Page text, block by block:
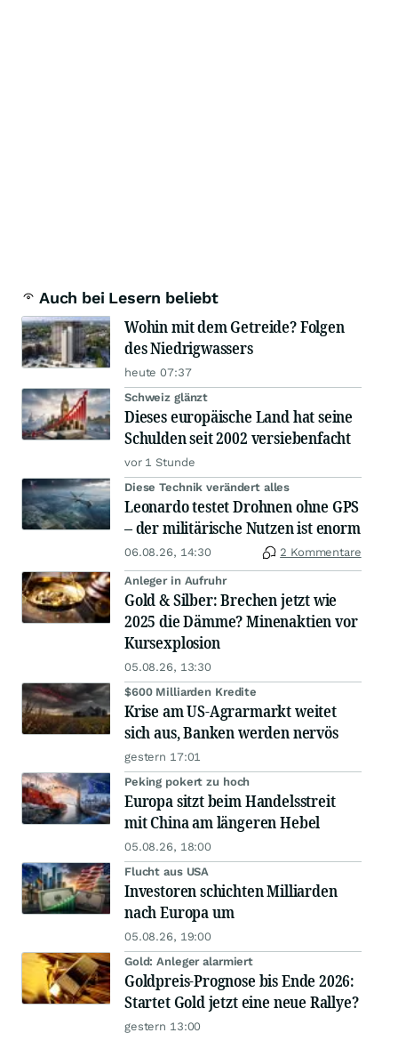
Auch bei Lesern beliebt
Wohin mit dem Getreide? Folgen
des Niedrigwassers
heute 07:37
Schweiz glänzt
Dieses europäische Land hat seine
Schulden seit 2002 versiebenfacht
vor 1 Stunde
Diese Technik verändert alles
Leonardo testet Drohnen ohne GPS
– der militärische Nutzen ist enorm
06.08.26, 14:30 2 Kommentare
Anleger in Aufruhr
Gold & Silber: Brechen jetzt wie
2025 die Dämme? Minenaktien vor
Kursexplosion
05.08.26, 13:30
$600 Milliarden Kredite
Krise am US-Agrarmarkt weitet
sich aus, Banken werden nervös
gestern 17:01
Peking pokert zu hoch
Europa sitzt beim Handelsstreit
mit China am längeren Hebel
05.08.26, 18:00
Flucht aus USA
Investoren schichten Milliarden
nach Europa um
05.08.26, 19:00
Gold: Anleger alarmiert
Goldpreis-Prognose bis Ende 2026:
Startet Gold jetzt eine neue Rallye?
gestern 13:00